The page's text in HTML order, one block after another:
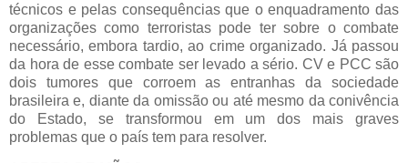
técnicos e pelas consequências que o enquadramento das
organizações como terroristas pode ter sobre o combate
necessário, embora tardio, ao crime organizado. Já passou
da hora de esse combate ser levado a sério. CV e PCC são
dois tumores que corroem as entranhas da sociedade
brasileira e, diante da omissão ou até mesmo da conivência
do Estado, se transformou em um dos mais graves
problemas que o país tem para resolver.